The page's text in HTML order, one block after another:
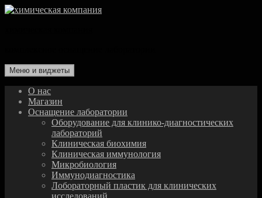
Перейти
Меню и виджеты
О нас
Магазин
Оснащение лаборатории
Оборудование для клинико-диагностических
лабораторий
Клиническая биохимия
Клиническая иммунология
Микробиология
Иммунодиагностика
Лобораторный пластик для клинических
исследований